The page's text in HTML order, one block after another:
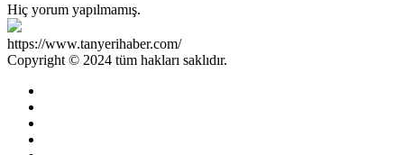
Hiç yorum yapılmamış.
https://www.tanyerihaber.com/
Copyright © 2024 tüm hakları saklıdır.